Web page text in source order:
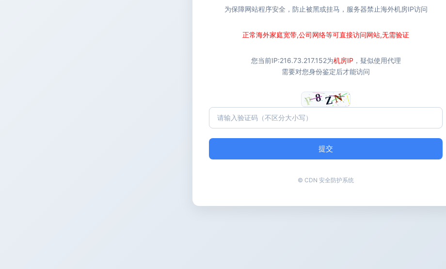
为保障网站程序安全，防止被黑或挂马，服务器禁止海外机房IP访问
正常海外家庭宽带,公司网络等可直接访问网站,无需验证
您当前IP:216.73.217.152为机房IP ，疑似使用代理
需要对您身份鉴定后才能访问
提交
© CDN 安全防护系统